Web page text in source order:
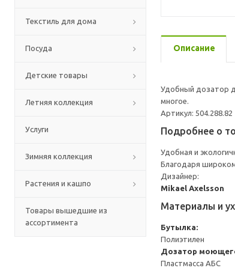
Текстиль для дома
Посуда
Детские товары
Летняя коллекция
Услуги
Зимняя коллекция
Растения и кашпо
Товары вышедшие из
ассортимента
Описание
Удобный дозатор
многое.
Артикул: 504.288.82
Подробнее о
Удобная и
Благодаря
Дизайнер:
Mikael Axelsson
Материалы и
Бутылка:
Полиэтилен
Дозатор
Пластмасса АБС